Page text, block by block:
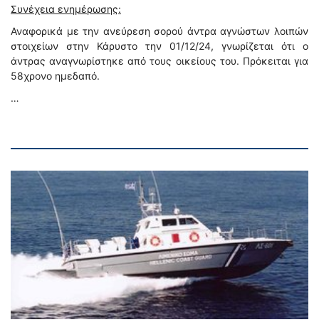
Συνέχεια ενημέρωσης:
Αναφορικά με την ανεύρεση σορού άντρα αγνώστων λοιπών
στοιχείων στην Κάρυστο την 01/12/24, γνωρίζεται ότι ο
άντρας αναγνωρίστηκε από τους οικείους του. Πρόκειται για
58χρονο ημεδαπό.
…